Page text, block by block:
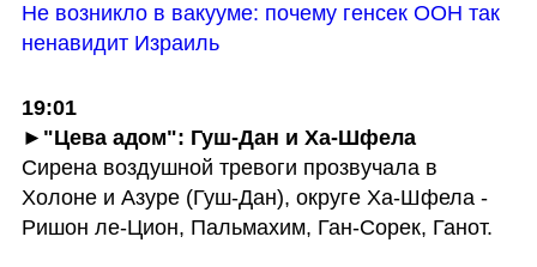
Не возникло в вакууме: почему генсек ООН так
ненавидит Израиль
19:01
►"Цева адом": Гуш-Дан и Ха-Шфела
Сирена воздушной тревоги прозвучала в
Холоне и Азуре (Гуш-Дан), округе Ха-Шфела -
Ришон ле-Цион, Пальмахим, Ган-Сорек, Ганот.